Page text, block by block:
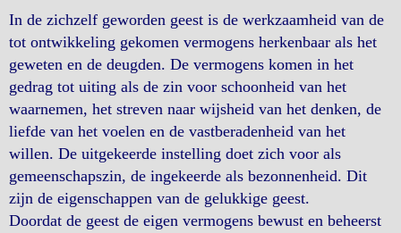
In de zichzelf geworden geest is de werkzaamheid van de
tot ontwikkeling gekomen vermogens herkenbaar als het
geweten en de deugden. De vermogens komen in het
gedrag tot uiting als de zin voor schoonheid van het
waarnemen, het streven naar wijsheid van het denken, de
liefde van het voelen en de vastberadenheid van het
willen. De uitgekeerde instelling doet zich voor als
gemeenschapszin, de ingekeerde als bezonnenheid. Dit
zijn de eigenschappen van de gelukkige geest.
Doordat de geest de eigen vermogens bewust en beheerst